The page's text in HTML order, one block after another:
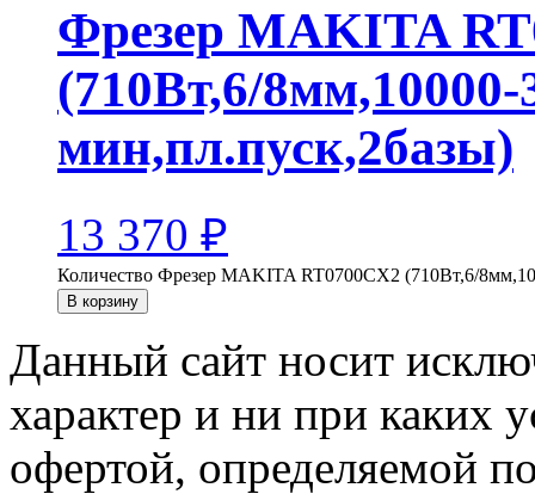
Фрезер MAKITA
(710Вт,6/8мм,10000-
мин,пл.пуск,2базы)
13 370 ₽
Количество Фрезер MAKITA RT0700CX2 (710Вт,6/
В корзину
Данный сайт носит
характер и ни при каких
офертой, определяемой